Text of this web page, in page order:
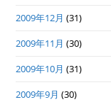
2009年12月 (31)
2009年11月 (30)
2009年10月 (31)
2009年9月 (30)